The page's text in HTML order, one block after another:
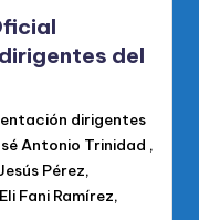
del
dirigentes
Antonio Trinidad ,
Pérez,
Fani Ramírez,